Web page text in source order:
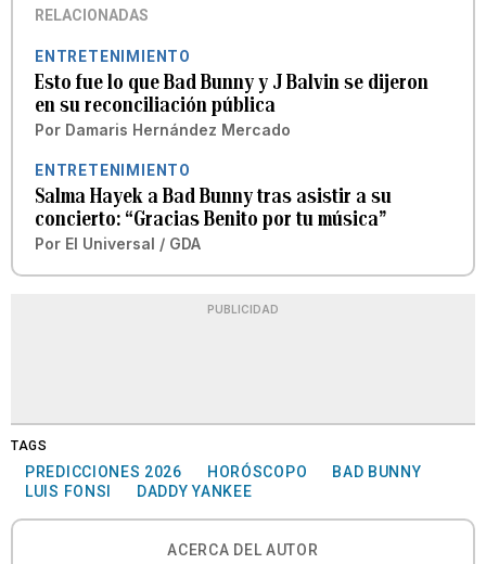
RELACIONADAS
ENTRETENIMIENTO
Esto fue lo que Bad Bunny y J Balvin se dijeron
en su reconciliación pública
Por Damaris Hernández Mercado
ENTRETENIMIENTO
Salma Hayek a Bad Bunny tras asistir a su
concierto: “Gracias Benito por tu música”
Por El Universal / GDA
PUBLICIDAD
TAGS
PREDICCIONES 2026 HORÓSCOPO
BAD BUNNY
LUIS FONSI
DADDY YANKEE
ACERCA DEL AUTOR